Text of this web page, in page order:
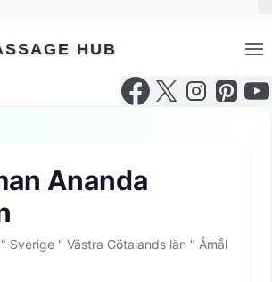
HUB
Ananda
" Sverige " Västra Götalands län " Åmål